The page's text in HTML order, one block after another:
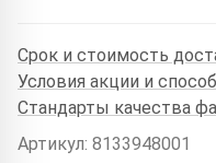
Срок и стоимость
Условия акции и
Стандарты качества
Артикул: 8133948001